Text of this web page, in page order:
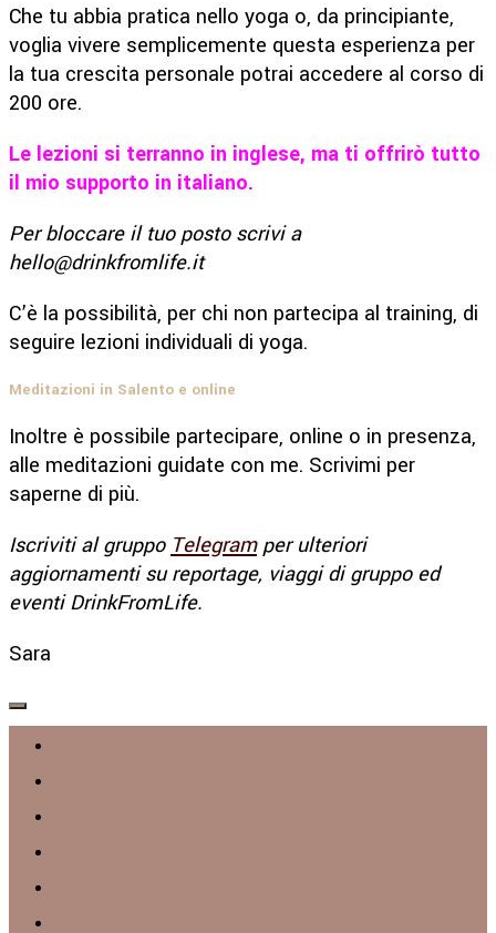
Che tu abbia pratica nello yoga o, da principiante,
voglia vivere semplicemente questa esperienza per
la tua crescita personale potrai accedere al corso di
200 ore.
Le lezioni si terranno in inglese, ma ti offrirò tutto
il mio supporto in italiano.
Per bloccare il tuo posto scrivi a
hello@drinkfromlife.it
C’è la possibilità, per chi non partecipa al training, di
seguire lezioni individuali di yoga.
Meditazioni in Salento e online
Inoltre è possibile partecipare, online o in presenza,
alle meditazioni guidate con me. Scrivimi per
saperne di più.
Iscriviti al gruppo Telegramper ulteriori
aggiornamenti su reportage, viaggi di gruppo ed
eventi DrinkFromLife.
Sara